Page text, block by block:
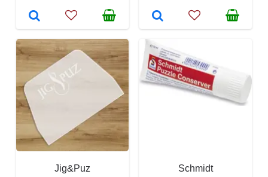
Jig&Puz Schmidt